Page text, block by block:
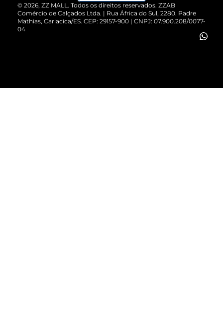
Cartão Presente
Vendas Corporativas
© 2026, ZZ MALL. Todos os direitos reservados. ZZAB
Comércio de Calçados Ltda. | Rua África do Sul, 2280. Padre
Mathias, Cariacica/ES. CEP: 29157-900 | CNPJ: 07.900.208/0077-
04